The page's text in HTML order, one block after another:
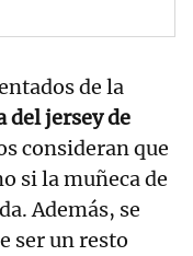
de la
del jersey de
consideran que
si la muñeca de
Además, se
ser un resto